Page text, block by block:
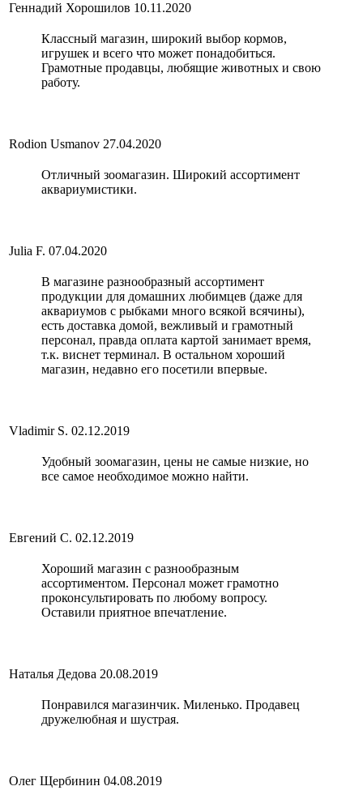
Геннадий Хорошилов 10.11.2020
Классный магазин, широкий выбор кормов,
игрушек и всего что может понадобиться.
Грамотные продавцы, любящие животных и свою
работу.
Rodion Usmanov 27.04.2020
Отличный зоомагазин. Широкий ассортимент
аквариумистики.
Julia F. 07.04.2020
В магазине разнообразный ассортимент
продукции для домашних любимцев (даже для
аквариумов с рыбками много всякой всячины),
есть доставка домой, вежливый и грамотный
персонал, правда оплата картой занимает время,
т.к. виснет терминал. В остальном хороший
магазин, недавно его посетили впервые.
Vladimir S. 02.12.2019
Удобный зоомагазин, цены не самые низкие, но
все самое необходимое можно найти.
Евгений С. 02.12.2019
Хороший магазин с разнообразным
ассортиментом. Персонал может грамотно
проконсультировать по любому вопросу.
Оставили приятное впечатление.
Наталья Дедова 20.08.2019
Понравился магазинчик. Миленько. Продавец
дружелюбная и шустрая.
Олег Щербинин 04.08.2019